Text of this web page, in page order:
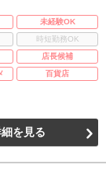
未経験OK
時短勤務OK
店長候補
百貨店
を見る